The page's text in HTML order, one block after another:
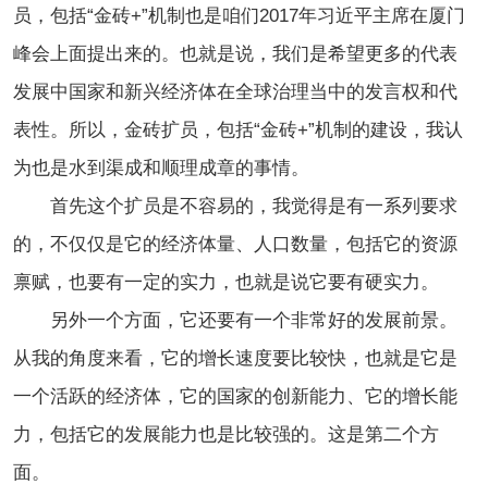
员，包括“金砖+”机制也是咱们2017年习近平主席在厦门
峰会上面提出来的。也就是说，我们是希望更多的代表
发展中国家和新兴经济体在全球治理当中的发言权和代
表性。所以，金砖扩员，包括“金砖+”机制的建设，我认
为也是水到渠成和顺理成章的事情。
首先这个扩员是不容易的，我觉得是有一系列要求
的，不仅仅是它的经济体量、人口数量，包括它的资源
禀赋，也要有一定的实力，也就是说它要有硬实力。
另外一个方面，它还要有一个非常好的发展前景。
从我的角度来看，它的增长速度要比较快，也就是它是
一个活跃的经济体，它的国家的创新能力、它的增长能
力，包括它的发展能力也是比较强的。这是第二个方
面。